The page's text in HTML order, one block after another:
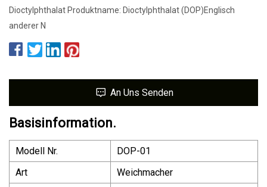
Dioctylphthalat Produktname: Dioctylphthalat (DOP)Englisch
anderer N
An Uns Senden
Basisinformation.
Modell Nr.
DOP-01
Art
Weichmacher